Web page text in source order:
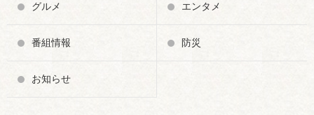
グルメ エンタメ
番組情報 防災
お知らせ